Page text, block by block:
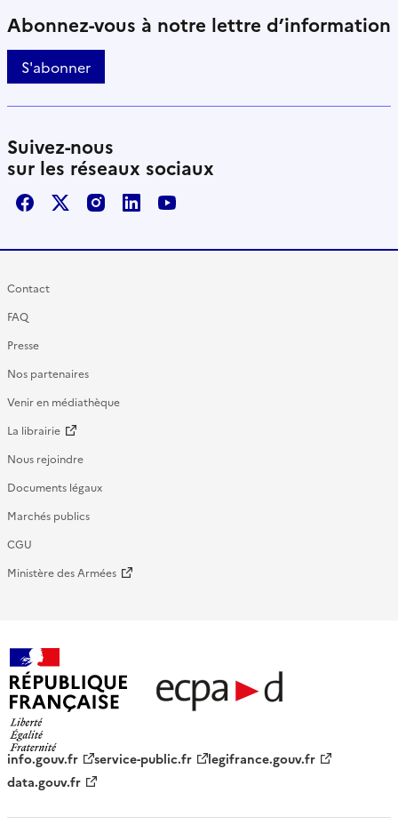
Abonnez-vous à notre lettre d’information
S'abonner
Suivez-nous
sur les réseaux sociaux
FacebookX / TwitterInstagram
LinkedInYoutube
Contact
FAQ
Presse
Nos partenaires
Venir en médiathèque
La librairie
Nous rejoindre
Documents légaux
Marchés publics
CGU
Ministère des Armées
française - ECPAD
info.gouv.fr service-public.fr
legifrance.gouv.fr
data.gouv.fr